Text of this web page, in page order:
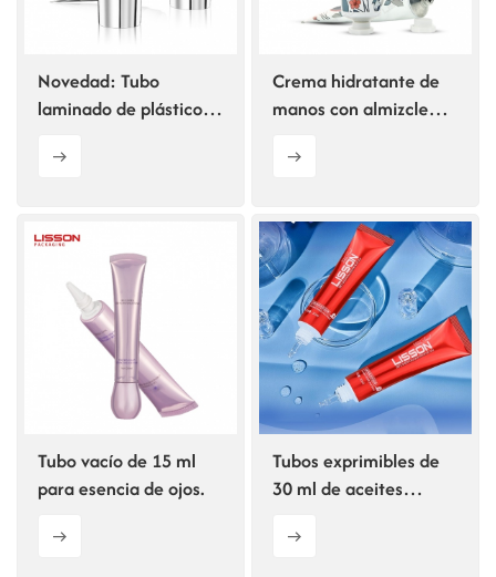
Novedad: Tubo
laminado de plástico
del cuero cabelludo
Crema hidratante de
manos con almizcle
de aluminio.
Tubo vacío de 15 ml
para esencia de ojos.
Tubos exprimibles de
30 ml de aceites
cuidado de la piel.